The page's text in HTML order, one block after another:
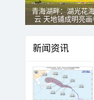
青海湖畔：湖光花
云 天地铺成明亮画
新闻资讯